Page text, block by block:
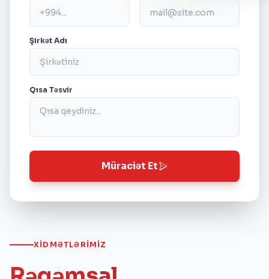
XIDMƏTLƏRIMIZ
Şirkət Adı
Qısa Təsvir
Müraciət Et